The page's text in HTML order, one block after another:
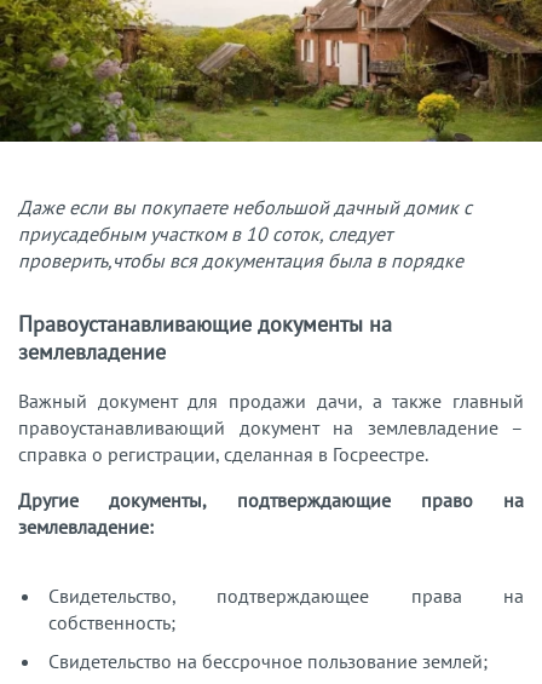
Даже если вы покупаете небольшой дачный домик с
приусадебным участком в 10 соток, следует
проверить,чтобы вся документация была в порядке
Правоустанавливающие документы на
землевладение
Важный документ для продажи дачи, а также главный
правоустанавливающий документ на землевладение –
справка о регистрации, сделанная в Госреестре.
Другие документы, подтверждающие право на
землевладение:
Свидетельство, подтверждающее права на
собственность;
Свидетельство на бессрочное пользование землей;